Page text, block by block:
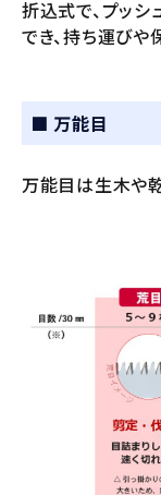
折込式で、プッ
でき、持ち運びや
■ 万能目
万能目は生木や